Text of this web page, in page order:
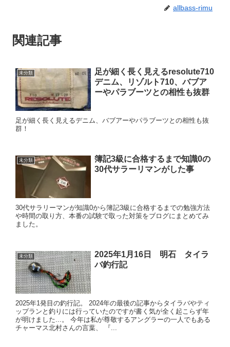
allbass-rimu
関連記事
未分類
足が細く長く見えるresolute710
デニム、リゾルト710、バブア
ーやパラブーツとの相性も抜群
足が細く長く見えるデニム、バブアーやパラブーツとの相性も抜
群！
未分類
簿記3級に合格するまで知識0の
30代サラーリマンがした事
30代サラリーマンが知識0から簿記3級に合格するまでの勉強方法
や時間の取り方、本番の試験で取った対策をブログにまとめてみ
ました。
未分類
2025年1月16日 明石 タイラ
バ釣行記
2025年1発目の釣行記。 2024年の最後の記事からタイラバやティ
ップランと釣りには行っていたのですが書く気が全く起こらず年
が明けました...。 今年は私が尊敬するアングラーの一人でもある
チャーマス北村さんの言葉、 『...